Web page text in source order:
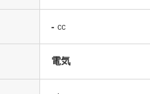
- cc
電気